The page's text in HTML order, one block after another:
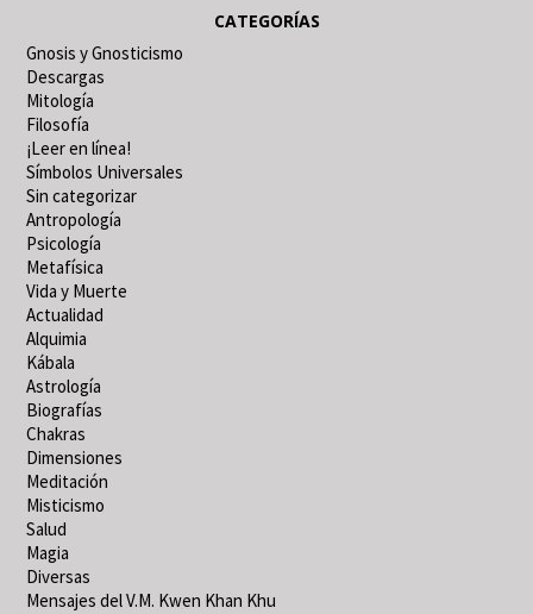
CATEGORÍAS
Gnosis y Gnosticismo
Descargas
Mitología
Filosofía
¡Leer en línea!
Símbolos Universales
Sin categorizar
Antropología
Psicología
Metafísica
Vida y Muerte
Actualidad
Alquimia
Kábala
Astrología
Biografías
Chakras
Dimensiones
Meditación
Misticismo
Salud
Magia
Diversas
Mensajes del V.M. Kwen Khan Khu